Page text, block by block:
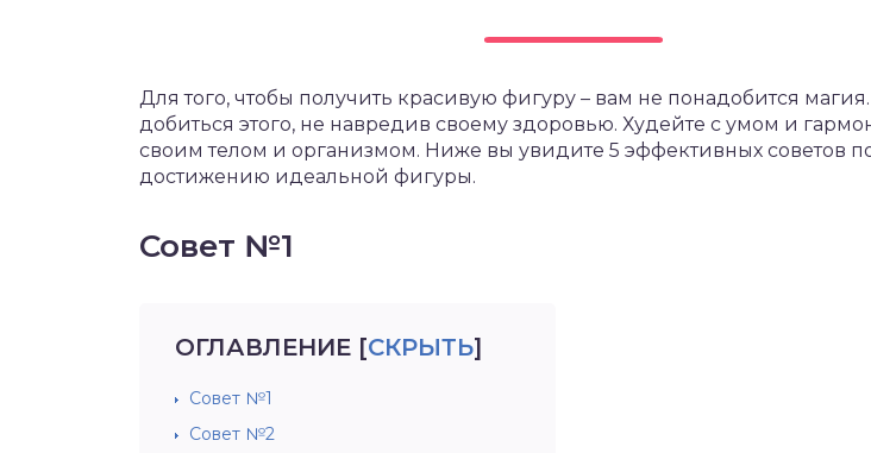
Для того, чтобы получить красивую фигуру – вам не понадобится
добиться этого, не навредив своему здоровью. Худейте с умом и
своим телом и организмом. Ниже вы увидите 5 эффективных советов
достижению идеальной фигуры.
Совет №1
ОГЛАВЛЕНИЕ [СКРЫТЬ]
Совет №1
Совет №2